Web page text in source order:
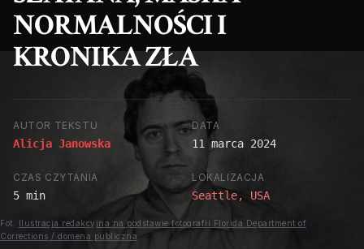
Fot.
Ilustracja redakcyjna na podstawie fotografii Florida Department of
Corrections / domena publiczna
NORMALNOŚCI I
KRONIKA ZŁA
AUTOR TEKSTU
Alicja Janowska
DATA
11 marca 2024
CZAS CZYTANIA
5 min
LOKALIZACJA
Seattle, USA